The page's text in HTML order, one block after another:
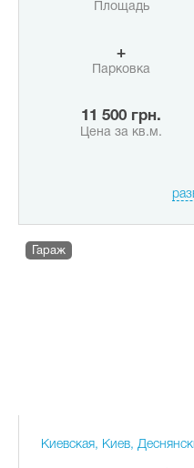
Площадь
+
Парковка
11 500 грн.
Цена за кв.м.
Гараж
Киевская, Киев,